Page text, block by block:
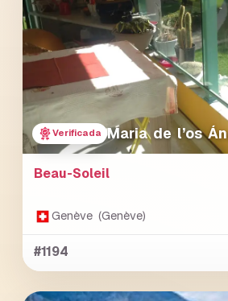
Verificada Maria de l’os
Beau-Soleil
Genève (Genève)
#1194